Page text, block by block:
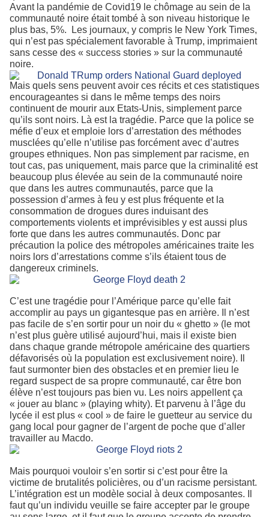
Avant la pandémie de Covid19 le chômage au sein de la
communauté noire était tombé à son niveau historique le
plus bas, 5%.
Les journaux, y compris le New York Times,
qui n’est pas spécialement favorable à Trump, imprimaient
sans cesse des « success stories » sur la communauté
noire.
Mais quels sens peuvent avoir ces récits et ces statistiques
encourageantes si dans le même temps des noirs
continuent de mourir aux Etats-Unis, simplement parce
qu’ils sont noirs. Là est la tragédie. Parce que la police se
méfie d’eux et emploie lors d’arrestation des méthodes
musclées qu’elle n’utilise pas forcément avec d’autres
groupes ethniques. Non pas simplement par racisme, en
tout cas, pas uniquement, mais parce que la criminalité est
beaucoup plus élevée au sein de la communauté noire
que dans les autres communautés, parce que la
possession d’armes à feu y est plus fréquente et la
consommation de drogues dures induisant des
comportements violents et imprévisibles y est aussi plus
forte que dans les autres communautés. Donc par
précaution la police des métropoles américaines traite les
noirs lors d’arrestations comme s’ils étaient tous de
dangereux criminels.
C’est une tragédie pour l’Amérique parce qu’elle fait
accomplir au pays un gigantesque pas en arrière. Il n’est
pas facile de s’en sortir pour un noir du « ghetto » (le mot
n’est plus guère utilisé aujourd’hui, mais il existe bien
dans chaque grande métropole américaine des quartiers
défavorisés où la population est exclusivement noire). Il
faut surmonter bien des obstacles et en premier lieu le
regard suspect de sa propre communauté, car être bon
élève n’est toujours pas bien vu. Les noirs appellent ça
« jouer au blanc » (playing whity). Et parvenu à l’âge du
lycée il est plus « cool » de faire le guetteur au service du
gang local pour gagner de l’argent de poche que d’aller
travailler au Macdo.
Mais pourquoi vouloir s’en sortir si c’est pour être la
victime de brutalités policières, ou d’un racisme persistant.
L’intégration est un modèle social à deux composantes. Il
faut qu’un individu veuille se faire accepter par le groupe